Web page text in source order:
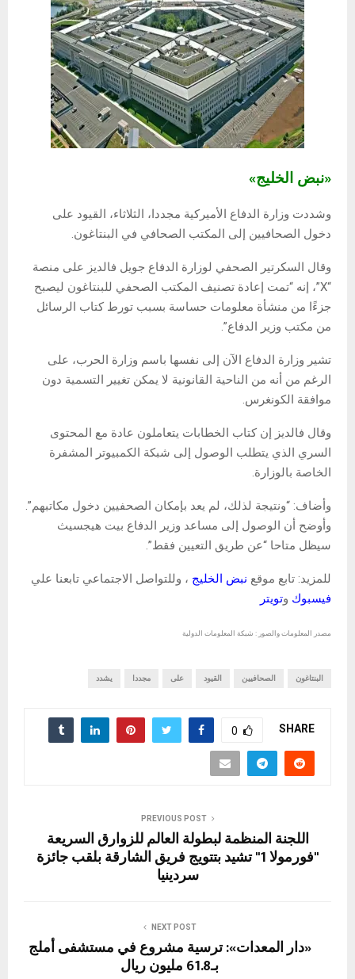
«نبض الخليج»
وشددت وزارة الدفاع الأميركية مجددا، الثلاثاء، القيود على
دخول الصحافيين إلى المكتب الصحافي في البنتاغون.
وقال السكرتير الصحفي لوزارة الدفاع جويل فالديز على منصة
“X”، إنه “تمت إعادة تصنيف المكتب الصحفي للبنتاغون ليصبح
جزءًا من منشأة معلومات حساسة بسبب تورط كتاب الرسائل
من مكتب وزير الدفاع”.
تشير وزارة الدفاع الآن إلى نفسها باسم وزارة الحرب، على
الرغم من أنه من الناحية القانونية لا يمكن تغيير التسمية دون
موافقة الكونغرس.
وقال فالديز إن كتاب الخطابات يتعاملون عادة مع المحتوى
السري الذي يتطلب الوصول إلى شبكة الكمبيوتر المشفرة
الخاصة بالوزارة.
وأضاف: “ونتيجة لذلك، لم يعد بإمكان الصحفيين دخول مكاتبهم”.
وأوضح أن الوصول إلى مساعد وزير الدفاع بيت هيجسيث
سيظل متاحا “عن طريق التعيين فقط”.
للمزيد: تابع موقع نبض الخليج ، وللتواصل الاجتماعي تابعنا علي
فيسبوك وتويتر
مصدر المعلومات والصور : شبكة المعلومات الدولية
البنتاغون الصحافيين القيود على مجددا يشدد
SHARE
0
PREVIOUS POST
اللجنة المنظمة لبطولة العالم للزوارق السريعة
"فورمولا 1" تشيد بتتويج فريق الشارقة بلقب جائزة
سردينيا
NEXT POST
«دار المعدات»: ترسية مشروع في مستشفى أملج
بـ61.8 مليون ريال